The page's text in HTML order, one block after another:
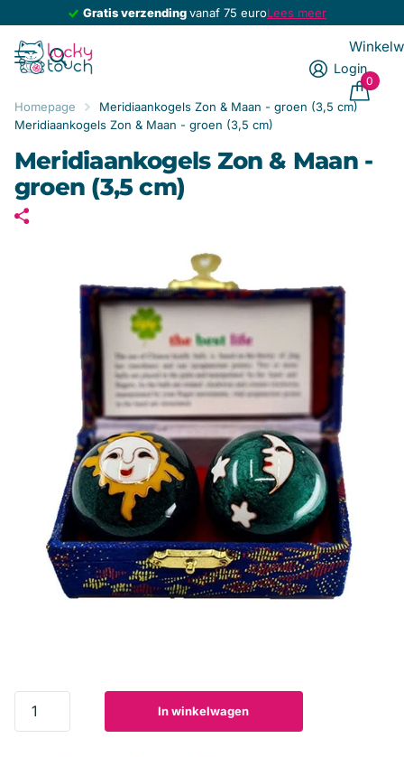
Gratis verzendingvanaf 75 euroLees meer
Gratis verzending
Login
0
Homepage
Meridiaankogels Zon & Maan - groen (3,5 cm)
Meridiaankogels Zon & Maan - groen (3,5 cm)
Meridiaankogels Zon & Maan -
groen (3,5 cm)
In winkelwagen